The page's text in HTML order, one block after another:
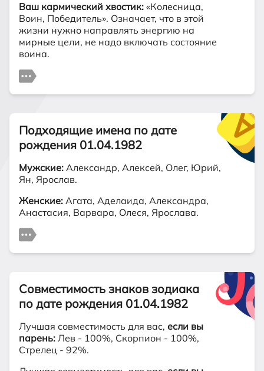
Ваш кармический хвостик: «Колесница,
Воин, Победитель». Означает, что в этой
жизни нужно направлять энергию на
мирные цели, не надо включать состояние
воина.
Подходящие имена по дате
рождения 01.04.1982
Мужские: Александр, Алексей, Олег, Юрий,
Ян, Ярослав.
Женские: Агата, Аделаида, Александра,
Анастасия, Варвара, Олеся, Ярослава.
Совместимость знаков зодиака
по дате рождения 01.04.1982
Лучшая совместимость для вас, если вы
парень: Лев - 100%, Скорпион - 100%,
Стрелец - 92%.